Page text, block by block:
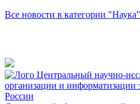
Все новости в категории "Наука"
Центральный научно-
организации и информатизации
России